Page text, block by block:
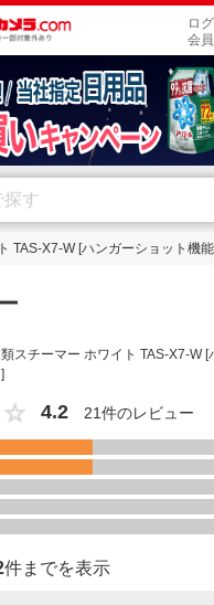
ロ
会
TAS-X7-W [ハンガーショット機
スチーマー ホワイト TAS-X7-W
4.2 21件のレビュー
件までを表示